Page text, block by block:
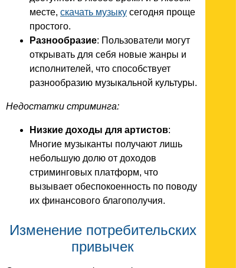
месте, скачать музыку сегодня проще
простого.
Разнообразие: Пользователи могут
открывать для себя новые жанры и
исполнителей, что способствует
разнообразию музыкальной культуры.
Недостатки стриминга:
Низкие доходы для артистов:
Многие музыканты получают лишь
небольшую долю от доходов
стриминговых платформ, что
вызывает обеспокоенность по поводу
их финансового благополучия.
Изменение потребительских
привычек